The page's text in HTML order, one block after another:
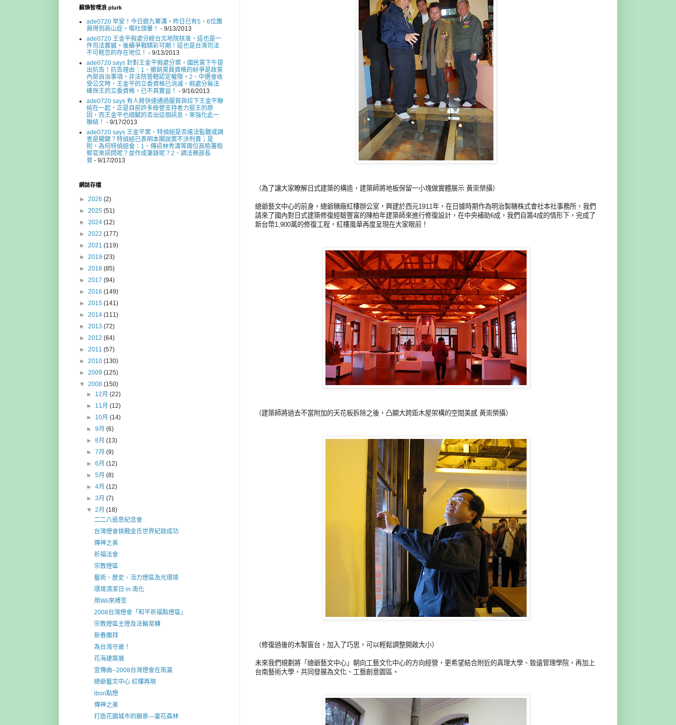
（為了讓大家瞭解日式建築的構造，建築師將地板保留一小塊做實體展示 黃崇榮攝）
總爺藝文中心的前身，總爺糖廠紅樓辦公室，興建於西元1911年，在日據時期作為明治製糖株式會社本社事務所，我們
請來了國內對日式建築修復經驗豐富的陳柏年建築師來進行修復設計，在中央補助6成，我們自籌4成的情形下，完成了
新台幣1,900萬的修復工程，紅樓風華再度呈現在大家眼前！
（建築師將過去不當附加的天花板拆除之後，凸顯大跨距木屋架構的空間美感 黃崇榮攝）
（修復過後的木製窗台，加入了巧思，可以輕鬆調整開啟大小）
未來我們規劃將「總爺藝文中心」朝向工藝文化中心的方向經營，更希望結合附近的真理大學、致遠管理學院，再加上
台南藝術大學，共同發展為文化、工藝創意園區。
蘇煥智噗浪 plurk
ade0720 早安！今日遊九寨溝。昨日已有5、6位團
員得到高山症，嘔吐頭暈！ - 9/13/2013
ade0720 王金平假處分經台北地院核准，這也是一
件司法震撼。後續爭戰精彩可期！這也是台灣司法
不可輕忽的存在地位！ - 9/13/2013
ade0720 says 針對王金平假處分案，國民黨下午提
出抗告！抗告理由：1、撤銷黨員資格的紛爭是政黨
內部自治事項，非法院管轄認定權限。2、中選會收
受公文時，王金平的立委資格已消滅，假處分無法
確保王的立委資格，已不具實益！ - 9/16/2013
ade0720 says 有人將快速通過服貿與拉下王金平聯
結在一起，正是目前許多綠營支持者力挺王的原
因，而王金平也細膩的丟出這個訊息，來強化此一
聯結！ - 9/17/2013
ade0720 says 王金平案，特偵組是否違法監聽或調
查是關鍵？特偵組已表明本關說案不涉刑責；是
則，為何特偵組會：1、傳訊林秀濤等兩位高檢署檢
察官來訊問呢？並作成筆錄呢？2、調法務部長
曾 - 9/17/2013
網誌存檔
► 2026 (2)
► 2025 (51)
► 2024 (12)
► 2022 (177)
► 2021 (119)
► 2019 (23)
► 2018 (85)
► 2017 (94)
► 2016 (149)
► 2015 (141)
► 2014 (111)
► 2013 (72)
► 2012 (64)
► 2011 (57)
► 2010 (130)
► 2009 (125)
▼ 2008 (150)
► 12月(22)
► 11月(12)
► 10月(14)
►9月(6)
►8月(13)
►7月(9)
►6月(12)
►5月(8)
►4月(12)
►3月(7)
▼2月(18)
二二八追思紀念會
台灣燈會挑戰金氏世界紀錄成功
傳神之美
祈福法會
宗教燈區
藝術、歷史、活力燈區及光環境
環境清潔日 in 南化
用Wii來搏笅
2008台灣燈會「和平祈福點燈區」
宗教燈區主燈及法輪常轉
新春團拜
為台灣守歲！
花海建築展
宣傳曲--2008台灣燈會在南瀛
總爺藝文中心 紅樓再現
ibon點燈
傳神之美
打造花園城市的願景—童花森林